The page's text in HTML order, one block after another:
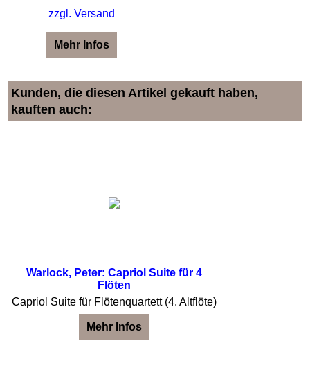
zzgl. Versand
Mehr Infos
Kunden, die diesen Artikel gekauft haben,
kauften auch:
Warlock, Peter: Capriol Suite für 4
Flöten
Capriol Suite für Flötenquartett (4. Altflöte)
Mehr Infos